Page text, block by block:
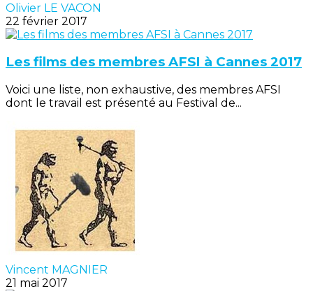
Olivier LE VACON
22 février 2017
Les films des membres AFSI à Cannes 2017
Voici une liste, non exhaustive, des membres AFSI
dont le travail est présenté au Festival de...
Vincent MAGNIER
21 mai 2017